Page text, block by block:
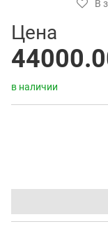
В
Цена
в наличии